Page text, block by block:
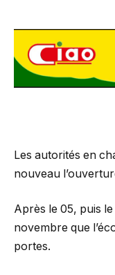
Les autorités en
nouveau
Après le 05, puis
novembre que
portes.